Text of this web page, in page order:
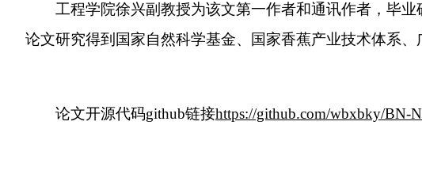
工程学院徐兴副教授为该文第一作者和通讯作者，毕
论文研究得到国家自然科学基金、国家香蕉产业技术体系
论文开源代码github链接https://github.com/wbxbky/BN-